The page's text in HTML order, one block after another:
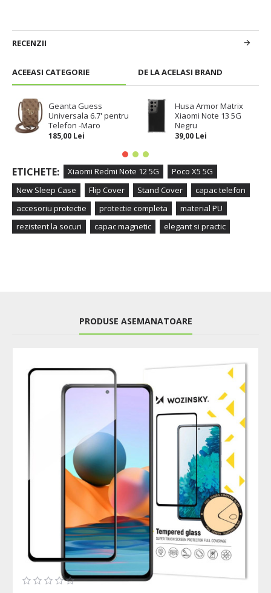
ACEEASI CATEGORIE DE LA ACELASI BRAND
Geanta Guess
Universala 6.7' pentru
Telefon -Maro
185,00 Lei
Husa Armor Matrix
Xiaomi Note 13 5G
Negru
39,00 Lei
RECENZII
ETICHETE: Xiaomi Redmi Note 12 5G
Poco X5 5G
New Sleep Case
Flip Cover Stand Cover
capac telefon
accesoriu protectie
protectie completa
material PU
rezistent la socuri
capac magnetic elegant si practic
PRODUSE ASEMANATOARE